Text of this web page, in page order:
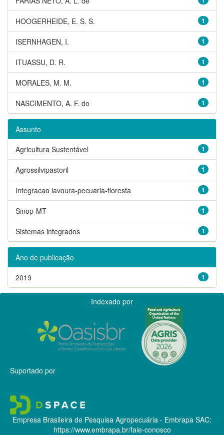
1
HOOGERHEIDE, E. S. S.
1
ISERNHAGEN, I.
1
ITUASSU, D. R.
1
MORALES, M. M.
1
NASCIMENTO, A. F. do
Assunto
1
Agricultura Sustentável
1
Agrossilvipastoril
1
Integracao lavoura-pecuaria-floresta
1
Sinop-MT
1
Sistemas integrados
Ano de publicação
1
2019
Indexado por
Suportado por
Empresa Brasileira de Pesquisa Agropecuária - Embrapa SAC:
https://www.embrapa.br/fale-conosco